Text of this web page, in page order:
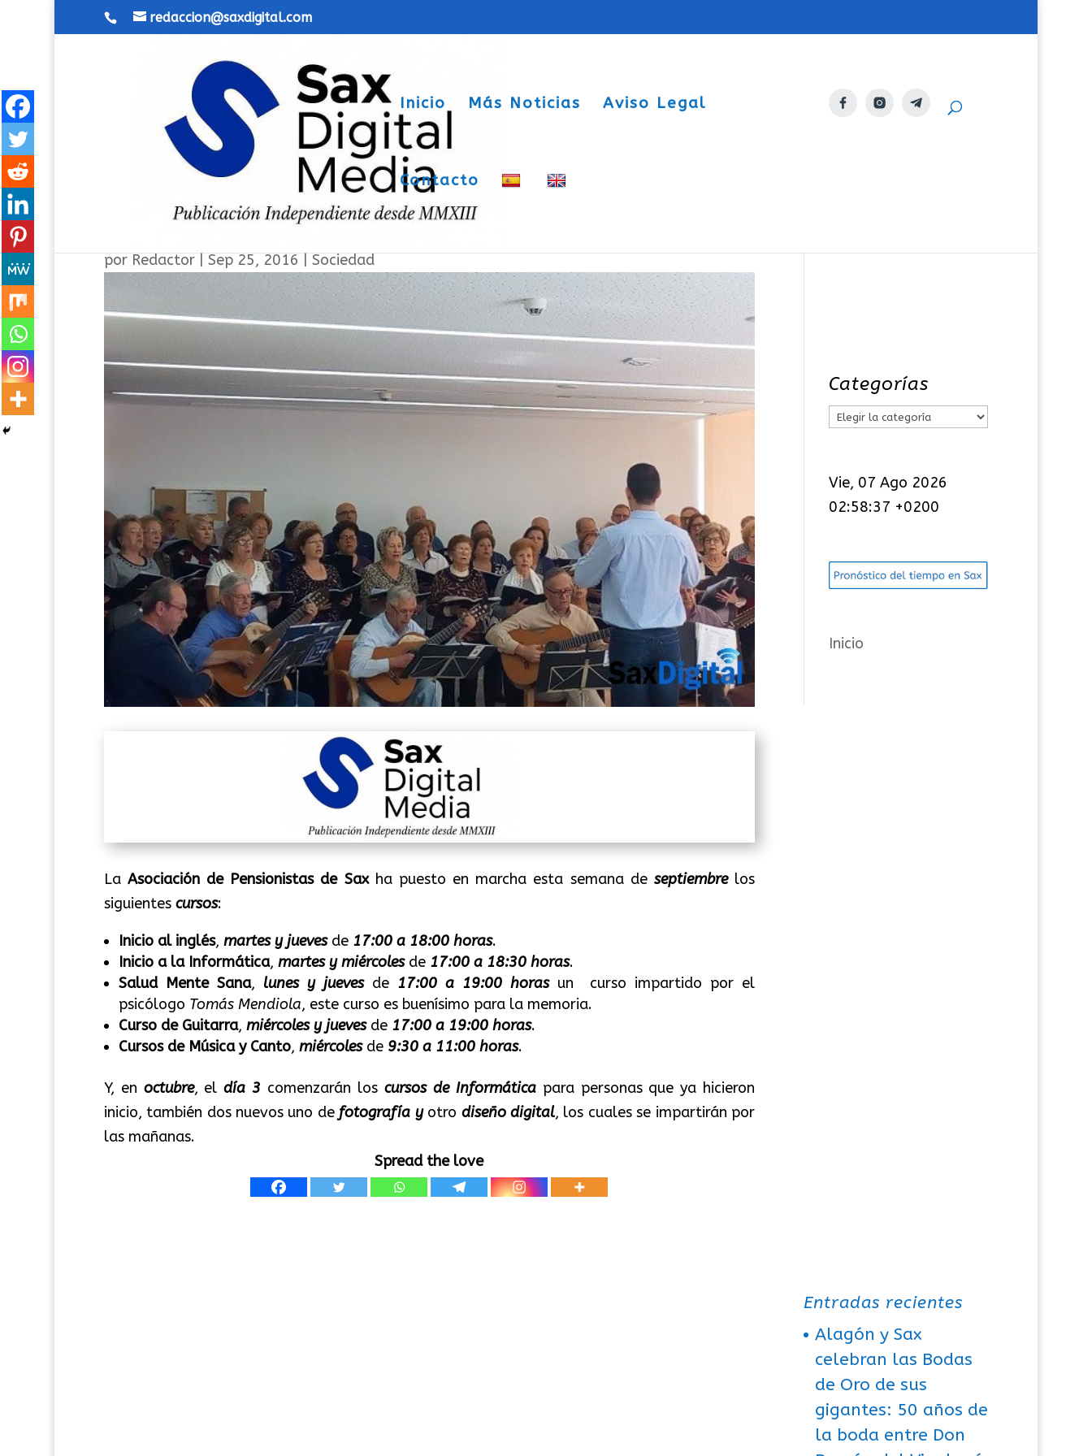
redaccion@saxdigital.com
Inicio Más Noticias Aviso Legal
Contacto
La UDP de Sax sigue con sus cursos y talleres
por Redactor| Sep 25, 2016 Sociedad
La Asociación de Pensionistas de Saxha puesto en marcha esta semana deseptiembrelos
siguientes cursos:
Inicio al inglés, martes y jueves de 17:00 a 18:00 horas.
Inicio a la Informática, martes y miércoles de 17:00 a 18:30 horas.
Salud Mente Sana, lunes y jueves de 17:00 a 19:00 horas un curso impartido por el
psicólogo Tomás Mendiola, este curso es buenísimo para la memoria.
Curso de Guitarra, miércoles y jueves de 17:00 a 19:00 horas.
Cursos de Música y Canto, miércolesde 9:30 a 11:00 horas.
Y, en octubre, eldía 3 comenzarán los cursos de Informática para personas que ya hicieron
inicio, también dos nuevos uno defotografía yotro diseño digital, los cuales se impartirán por
las mañanas.
Spread the love
Categorías
C
e
g
r
í
s
Vie, 07 Ago 2026
02:58:38 +0200
Inicio
Entradas recientes
Alagón y Sax
celebran las Bodas
de Oro de sus
gigantes: 50 años de
la boda entre Don